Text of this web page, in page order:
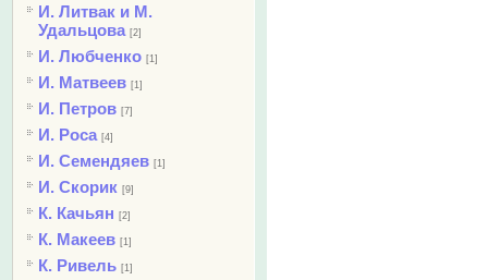
И. Литвак и М.
Удальцова [2]
И. Любченко [1]
И. Матвеев [1]
И. Петров [7]
И. Роса [4]
И. Семендяев [1]
И. Скорик [9]
К. Качьян [2]
К. Макеев [1]
К. Ривель [1]